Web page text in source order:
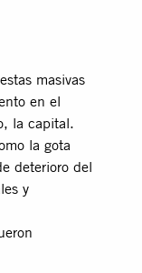
masivas
en el
la capital.
la gota
deterioro del
y